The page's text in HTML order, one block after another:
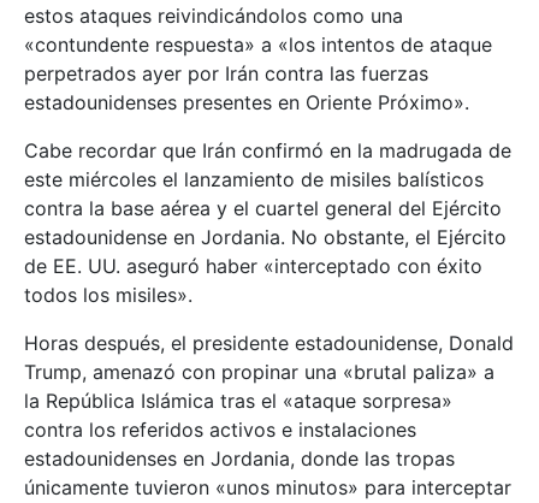
estos ataques reivindicándolos como una
«contundente respuesta» a «los intentos de ataque
perpetrados ayer por Irán contra las fuerzas
estadounidenses presentes en Oriente Próximo».
Cabe recordar que Irán confirmó en la madrugada de
este miércoles el lanzamiento de misiles balísticos
contra la base aérea y el cuartel general del Ejército
estadounidense en Jordania. No obstante, el Ejército
de EE. UU. aseguró haber «interceptado con éxito
todos los misiles».
Horas después, el presidente estadounidense, Donald
Trump, amenazó con propinar una «brutal paliza» a
la República Islámica tras el «ataque sorpresa»
contra los referidos activos e instalaciones
estadounidenses en Jordania, donde las tropas
únicamente tuvieron «unos minutos» para interceptar